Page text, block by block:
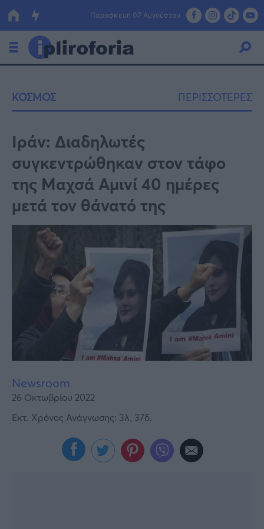
Παρασκευή 07 Αυγούστου
Οικονομία
Πολιτική
Τράπεζες
Επιδοτήσεις
ΕΣΠΑ
Κόσμος
Lifestyle
Αθλητικά
Υγεία
Γυναίκα
Καιρός
ΚΟΣΜΟΣ ΠΕΡΙΣΣΟΤΕΡΕΣ
Ιράν: Διαδηλωτές
συγκεντρώθηκαν στον τάφο
της Μαχσά Αμινί 40 ημέρες
μετά τον θάνατό της
Newsroom
26 Οκτωβρίου 2022
Εκτ. Χρόνος Ανάγνωσης: 3λ. 37δ.